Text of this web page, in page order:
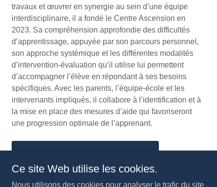
travaux et œuvrer en synergie au sein d’une équipe
interdisciplinaire, il a fondé le Centre Ascension en
2023. Sa compréhension approfondie des difficultés
d’apprentissage, appuyée par son parcours personnel,
son approche systémique et les différentes modalités
d’intervention-évaluation qu’il utilise lui permettent
d’accompagner l’élève en répondant à ses besoins
spécifiques. Avec les parents, l’équipe-école et les
intervenants impliqués, il collabore à l’identification et à
la mise en place des mesures d’aide qui favoriseront
une progression optimale de l’apprenant.
Ce site Web utilise les cookies.
Nous utilisons des cookies pour analyser le trafic du site